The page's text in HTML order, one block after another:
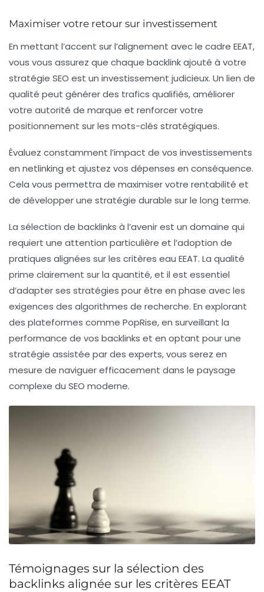
Maximiser votre retour sur investissement
En mettant l’accent sur l’alignement avec le cadre EEAT,
vous vous assurez que chaque backlink ajouté à votre
stratégie SEO est un investissement judicieux. Un lien de
qualité peut générer des trafics qualifiés, améliorer
votre autorité de marque et renforcer votre
positionnement sur les mots-clés stratégiques.
Évaluez constamment l’impact de vos investissements
en netlinking et ajustez vos dépenses en conséquence.
Cela vous permettra de maximiser votre rentabilité et
de développer une stratégie durable sur le long terme.
La sélection de backlinks à l’avenir est un domaine qui
requiert une attention particulière et l’adoption de
pratiques alignées sur les critères eau EEAT. La qualité
prime clairement sur la quantité, et il est essentiel
d’adapter ses stratégies pour être en phase avec les
exigences des algorithmes de recherche. En explorant
des plateformes comme PopRise, en surveillant la
performance de vos backlinks et en optant pour une
stratégie assistée par des experts, vous serez en
mesure de naviguer efficacement dans le paysage
complexe du SEO moderne.
Témoignages sur la sélection des
backlinks alignée sur les critères EEAT